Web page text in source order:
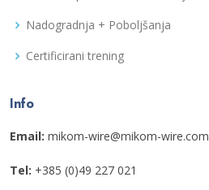
Nadogradnja + Poboljšanja
Certificirani trening
Info
Email: mikom-wire@mikom-wire.com
Tel: +385 (0)49 227 021